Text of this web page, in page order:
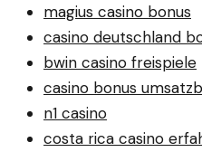
magius casino bonus
casino deutschland
bwin casino freispiele
casino bonus
n1 casino
costa rica casino